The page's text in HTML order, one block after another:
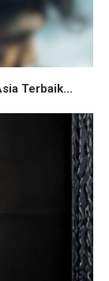
Terbaik...